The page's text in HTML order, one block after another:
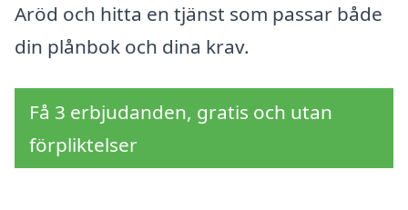
Aröd och hitta en tjänst som passar både
din plånbok och dina krav.
Få 3 erbjudanden, gratis och utan
förpliktelser